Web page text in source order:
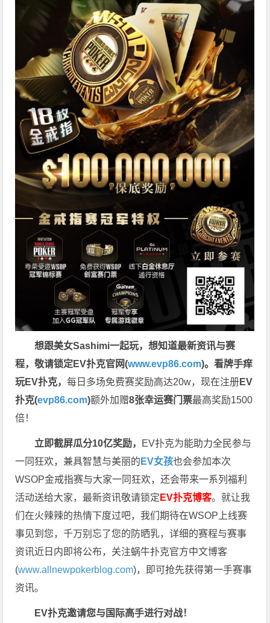
想跟美女Sashimi一起玩，想知道最新资讯与赛
程，敬请锁定EV扑克官网(www.evp86.com)。看牌手痒
玩EV扑克，每日多场免费赛奖励高达20w，现在注册EV
扑克(evp86.com)额外加赠8张幸运赛门票最高奖励1500
倍！
立即截屏瓜分10亿奖励， EV扑克为能助力全民参与
一同狂欢，兼具智慧与美丽的 EV女孩也会参加本次
WSOP金戒指赛与大家一同狂欢，还会带来一系列福利
活动送给大家，最新资讯敬请锁定 EV扑克博客。就让我
们在火辣辣的热情下度过吧，我们期待在WSOP上线赛
事见到您，千万别忘了您的防晒乳，详细的赛程与赛事
资讯近日内即将公布，关注蜗牛扑克官方中文博客
(www.allnewpokerblog.com)，即可抢先获得第一手赛事
资讯。
EV扑克邀请您与国际高手进行对战！